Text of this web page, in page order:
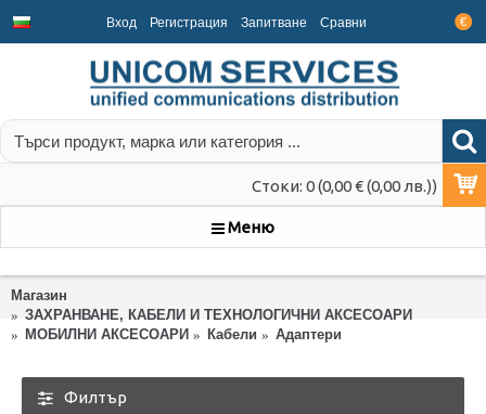
€
Вход Регистрация Запитване Срaвни
Стоки: 0 (0,00 € (0,00 лв.))
Меню
Магазин
ЗАХРАНВАНЕ, КАБЕЛИ И ТЕХНОЛОГИЧНИ АКСЕСОАРИ
МОБИЛНИ АКСЕСОАРИ
Кабели Адаптери
Филтър